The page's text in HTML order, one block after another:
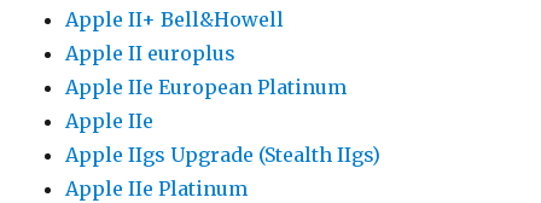
Apple II+ Bell&Howell
Apple II europlus
Apple IIe European Platinum
Apple IIe
Apple IIgs Upgrade (Stealth IIgs)
Apple IIe Platinum